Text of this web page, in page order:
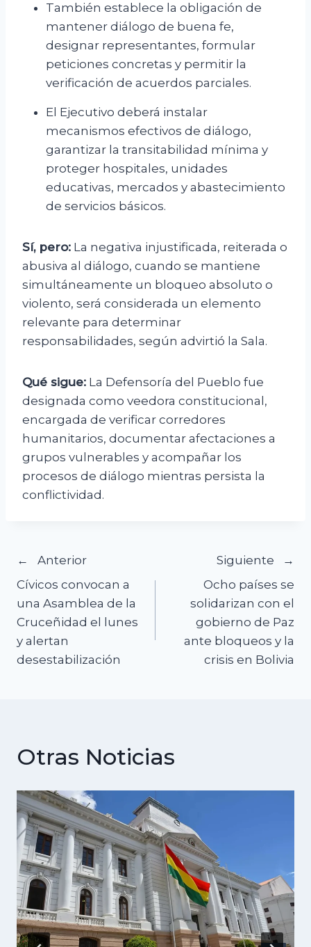
También establece la obligación de
mantener diálogo de buena fe,
designar representantes, formular
peticiones concretas y permitir la
verificación de acuerdos parciales.
El Ejecutivo deberá instalar
mecanismos efectivos de diálogo,
garantizar la transitabilidad mínima y
proteger hospitales, unidades
educativas, mercados y abastecimiento
de servicios básicos.
Sí, pero: La negativa injustificada, reiterada o
abusiva al diálogo, cuando se mantiene
simultáneamente un bloqueo absoluto o
violento, será considerada un elemento
relevante para determinar
responsabilidades, según advirtió la Sala.
Qué sigue: La Defensoría del Pueblo fue
designada como veedora constitucional,
encargada de verificar corredores
humanitarios, documentar afectaciones a
grupos vulnerables y acompañar los
procesos de diálogo mientras persista la
conflictividad.
Navegación
de
entradas
Anterior
Cívicos convocan a
una Asamblea de la
Cruceñidad el lunes
y alertan
desestabilización
Siguiente
Ocho países se
solidarizan con el
gobierno de Paz
ante bloqueos y la
crisis en Bolivia
Otras Noticias